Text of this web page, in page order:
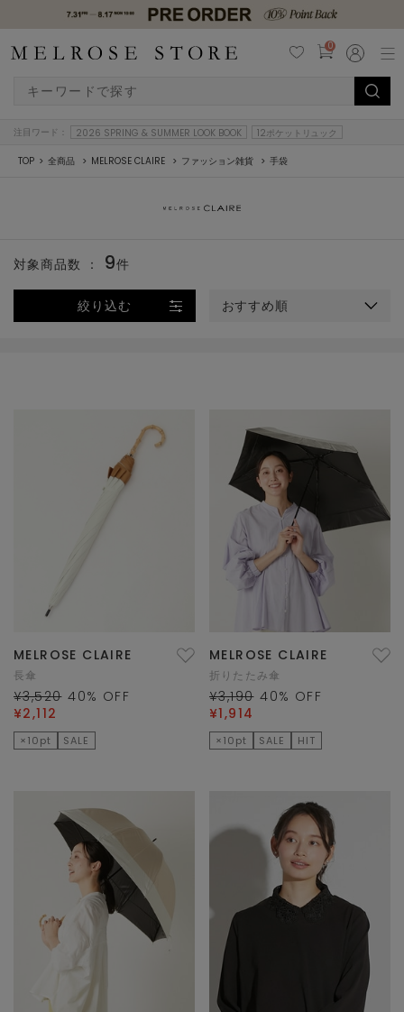
0
注目ワード： 2026 SPRING & SUMMER LOOK BOOK 12ポケットリュック
TOP 全商品 MELROSE CLAIRE ファッション雑貨 手袋
絞り込む おすすめ順
対象商品数 ： 9件
MELROSE CLAIRE
長傘
¥3,520 40% OFF
¥2,112
×10pt SALE
MELROSE CLAIRE
折りたたみ傘
¥3,190 40% OFF
¥1,914
×10pt SALE HIT